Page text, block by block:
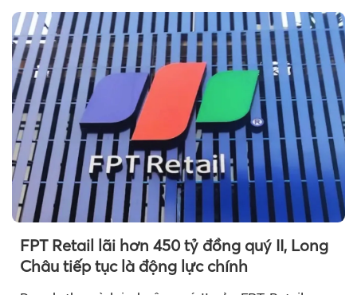
FPT Retail lãi hơn 450 tỷ đồng quý II, Long
Châu tiếp tục là động lực chính